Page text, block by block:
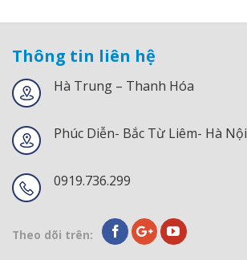
Thông tin liên hệ
Hà Trung – Thanh Hóa
Phúc Diễn- Bắc Từ Liêm- Hà Nội
0919.736.299
Theo dõi trên: